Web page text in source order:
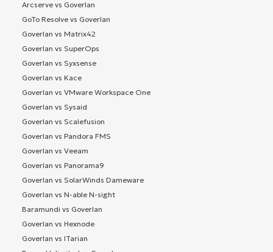
Arcserve vs Goverlan
GoTo Resolve vs Goverlan
Goverlan vs Matrix42
Goverlan vs SuperOps
Goverlan vs Syxsense
Goverlan vs Kace
Goverlan vs VMware Workspace One
Goverlan vs Sysaid
Goverlan vs Scalefusion
Goverlan vs Pandora FMS
Goverlan vs Veeam
Goverlan vs Panorama9
Goverlan vs SolarWinds Dameware
Goverlan vs N-able N-sight
Baramundi vs Goverlan
Goverlan vs Hexnode
Goverlan vs ITarian